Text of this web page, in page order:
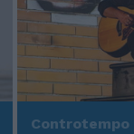
Controtempo